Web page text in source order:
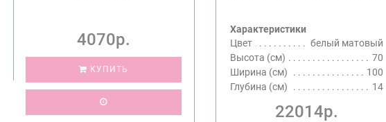
4070р.
КУПИТЬ
Характеристики
Цвет
белый матовый
Высота (см)
70
Ширина (см)
100
Глубина (см)
14
22014р.